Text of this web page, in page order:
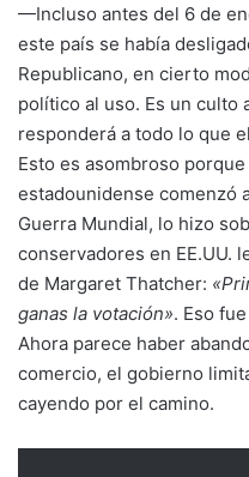
—Incluso antes del 6 de
este país se había
Republicano, en cierto
político al uso. Es un culto
responderá a todo lo que
Esto es asombroso
estadounidense comenzó
Guerra Mundial, lo hizo
conservadores en EE.UU.
de Margaret Thatcher:
ganas la votación». Eso
Ahora parece haber
comercio, el gobierno
cayendo por el camino.